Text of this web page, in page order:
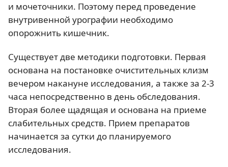
и мочеточники. Поэтому перед проведение
внутривенной урографии необходимо
опорожнить кишечник.
Существует две методики подготовки. Первая
основана на постановке очистительных клизм
вечером накануне исследования, а также за 2-3
часа непосредственно в день обследования.
Вторая более щадящая и основана на приеме
слабительных средств. Прием препаратов
начинается за сутки до планируемого
исследования.